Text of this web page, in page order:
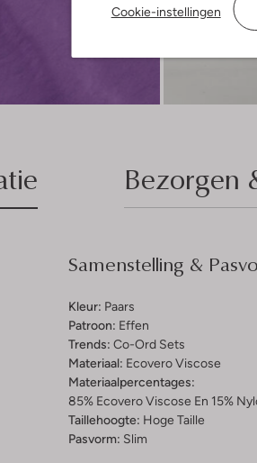
Cookie-instellingen
Bezorgen
Samenstelling &
Kleur: Paars
Patroon: Effen
Trends: Co-Ord Sets
Materiaal: Ecovero Viscose
Materiaalpercentages:
85% Ecovero Viscose En 15%
Taillehoogte: Hoge Taille
Pasvorm: Slim